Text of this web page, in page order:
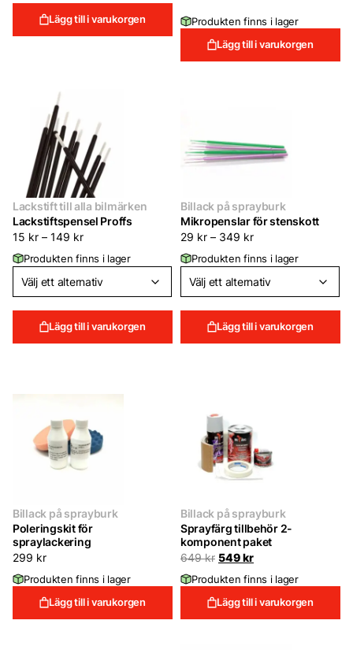
Lägg till i varukorgen
Produkten finns i lager
Lägg till i varukorgen
Lackstift till alla bilmärken
Lackstiftspensel Proffs
15 kr – 149 kr
Produkten finns i lager
Lägg till i varukorgen
Billack på sprayburk
Mikropenslar för stenskott
29 kr – 349 kr
Produkten finns i lager
Lägg till i varukorgen
Billack på sprayburk
Poleringskit för
spraylackering
299 kr
Produkten finns i lager
Lägg till i varukorgen
Billack på sprayburk
Sprayfärg tillbehör 2-
komponent paket
649kr Det
priset
649 kr.
549krDet
priset
549 kr.
Produkten finns i lager
Lägg till i varukorgen